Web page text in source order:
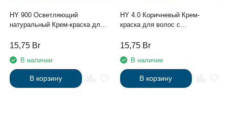
HY 900 Осветляющий
натуральный Крем-краска для
кислотой серии “Hyaluronic
15,75 Br
В наличии
В корзину
HY 4.0 Коричневый Крем-
краска для волос с
“Hyaluronic acid”, 100мл
15,75 Br
В наличии
В корзину